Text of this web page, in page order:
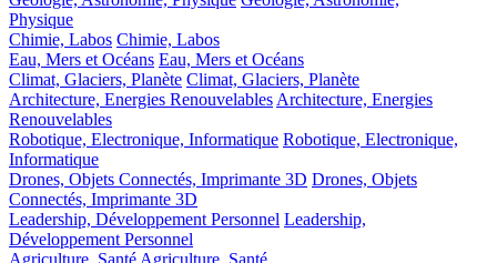
Physique
Chimie, Labos Chimie, Labos
Eau, Mers et Océans Eau, Mers et Océans
Climat, Glaciers, Planète Climat, Glaciers, Planète
Architecture, Energies Renouvelables Architecture, Energies
Renouvelables
Robotique, Electronique, Informatique Robotique, Electronique,
Informatique
Drones, Objets Connectés, Imprimante 3D Drones, Objets
Connectés, Imprimante 3D
Leadership, Développement Personnel Leadership,
Développement Personnel
Agriculture, Santé Agriculture, Santé